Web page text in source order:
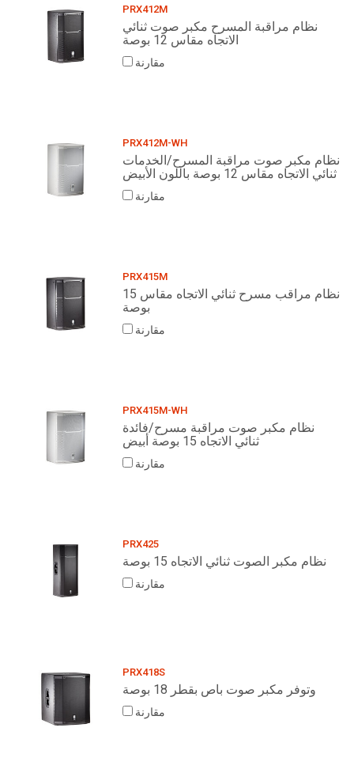
PRX412M
نظام مراقبة المسرح مكبر صوت ثنائي
الاتجاه مقاس 12 بوصة
مقارنة
PRX412M-WH
نظام مكبر صوت مراقبة المسرح/الخدمات
ثنائي الاتجاه مقاس 12 بوصة باللون الأبيض
مقارنة
PRX415M
نظام مراقب مسرح ثنائي الاتجاه مقاس 15
بوصة
مقارنة
PRX415M-WH
نظام مكبر صوت مراقبة مسرح/فائدة
ثنائي الاتجاه 15 بوصة أبيض
مقارنة
PRX425
نظام مكبر الصوت ثنائي الاتجاه 15 بوصة
مقارنة
PRX418S
وتوفر مكبر صوت باص بقطر 18 بوصة
مقارنة